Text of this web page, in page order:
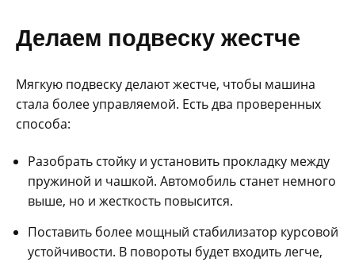
Делаем подвеску жестче
Мягкую подвеску делают жестче, чтобы машина
стала более управляемой. Есть два проверенных
способа:
Разобрать стойку и установить прокладку между
пружиной и чашкой. Автомобиль станет немного
выше, но и жесткость повысится.
Поставить более мощный стабилизатор курсовой
устойчивости. В повороты будет входить легче,